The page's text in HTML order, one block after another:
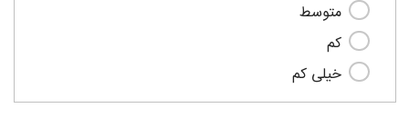
متوسط
کم
خیلی کم